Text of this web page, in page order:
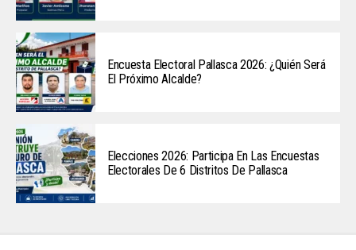
Encuesta Electoral Pallasca 2026: ¿Quién Será
El Próximo Alcalde?
Elecciones 2026: Participa En Las Encuestas
Electorales De 6 Distritos De Pallasca